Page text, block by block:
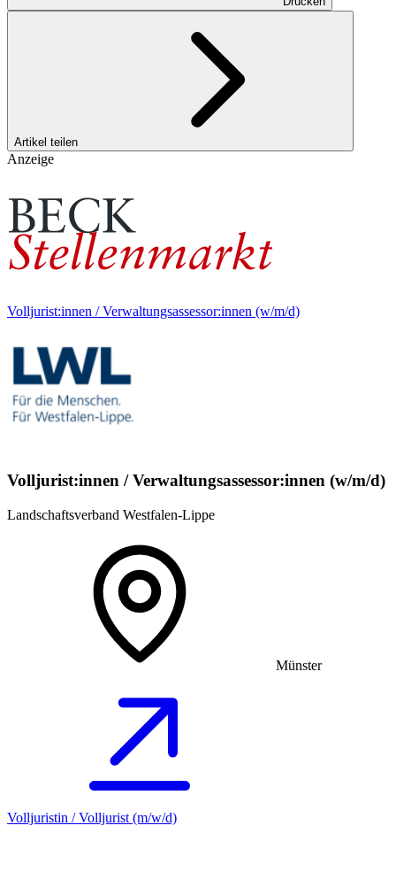
Artikel teilen
Anzeige
Volljurist:innen / Verwaltungsassessor:innen (w/m/d)
Volljurist:innen / Verwaltungsassessor:innen (w/m/d)
Landschaftsverband Westfalen-Lippe
Münster
Volljuristin / Volljurist (m/w/d)